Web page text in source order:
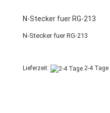
N-Stecker fuer RG-213
N-Stecker fuer RG-213
Lieferzeit: 2-4 Tage